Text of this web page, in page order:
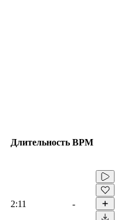
Длительность BPM
2:11 -